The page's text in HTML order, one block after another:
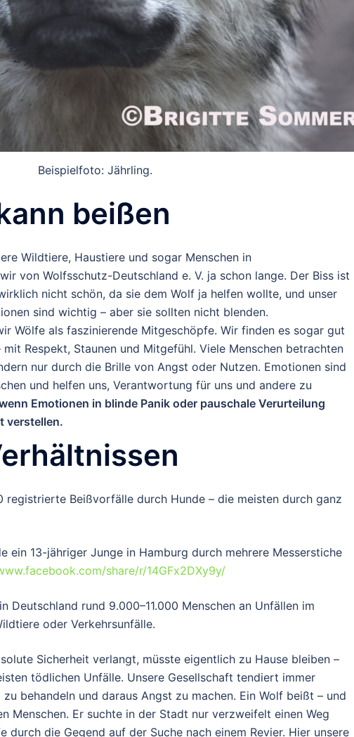
Beispielfoto: Jährling.
beißen
Wildtiere, Haustiere und sogar Menschen in
von Wolfsschutz-Deutschland e. V. ja schon lange. Der Biss ist
nicht schön, da sie dem Wolf ja helfen wollte, und unser
sind wichtig – aber sie sollten nicht blenden.
Wölfe als faszinierende Mitgeschöpfe. Wir finden es sogar gut
Respekt, Staunen und Mitgefühl. Viele Menschen betrachten
nur durch die Brille von Angst oder Nutzen. Emotionen sind
und helfen uns, Verantwortung für uns und andere zu
Emotionen in blinde Panik oder pauschale Verurteilung
verstellen.
registrierte Beißvorfälle durch Hunde – die meisten durch ganz
ein 13-jähriger Junge in Hamburg durch mehrere Messerstiche
share/r/14GFx2DXy9y/
Deutschland rund 9.000–11.000 Menschen an Unfällen im
oder Verkehrsunfälle.
Sicherheit verlangt, müsste eigentlich zu Hause bleiben –
tödlichen Unfälle. Unsere Gesellschaft tendiert immer
behandeln und daraus Angst zu machen. Ein Wolf beißt – und
Menschen. Er suchte in der Stadt nur verzweifelt einen Weg
durch die Gegend auf der Suche nach einem Revier. Hier unsere